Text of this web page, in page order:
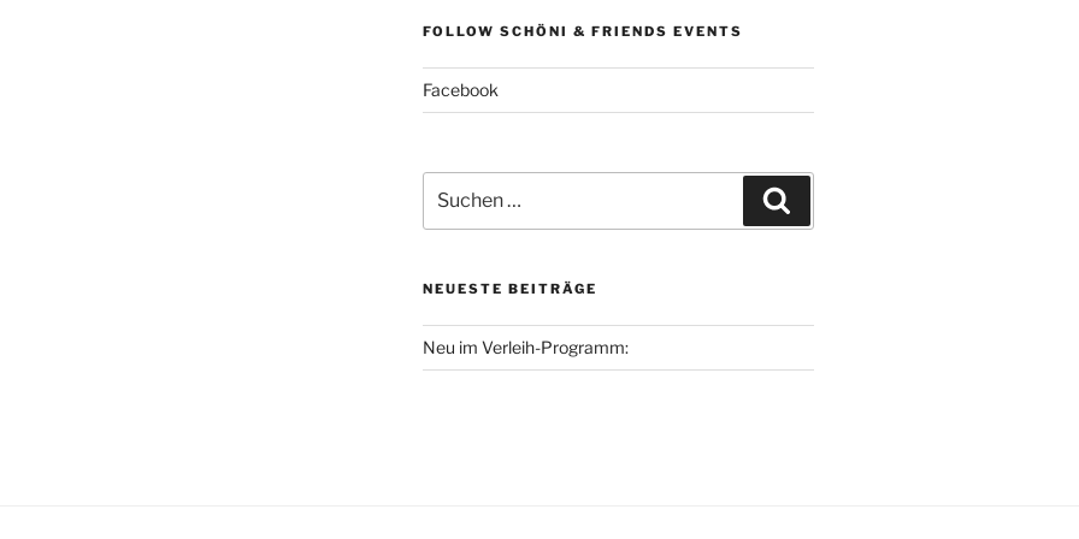
FOLLOW SCHÖNI & FRIENDS EVENTS
Facebook
nach:
NEUESTE BEITRÄGE
Neu im Verleih-Programm: